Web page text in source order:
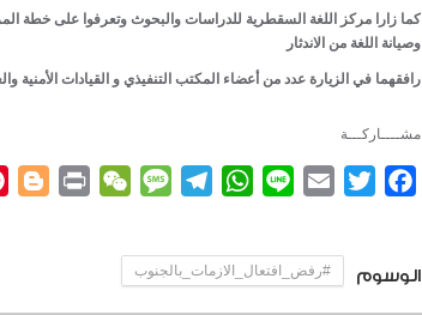
كما زارا مركز اللغة السقطرية للدراسات والبحوث وتعرفوا على خطة
وصيانة اللغة من الاندثار
رافقهما في الزيارة عدد من أعضاء المكتب التنفيذي و القيادات الأمنية
مشــــاركـــة
Facebook
Twitter
Email
Line
WhatsApp
Telegram
Message
WeChat
Print
الوسوم #رفض_افتعال_الازمات_بالجنوب